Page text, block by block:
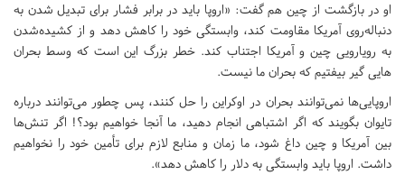
او در بازگشت از چین هم گفت: «اروپا باید در برابر فشار برای تبدیل شدن به
دنباله‌روی آمریکا مقاومت کند، وابستگی خود را کاهش دهد و از کشیده‌شدن
به رویارویی چین و آمریکا اجتناب کند. خطر بزرگ این است که وسط بحران‌
هایی گیر بیفتیم که بحران‌ ما نیست.
اروپایی‌‌ها نمی‌‌توانند بحران در اوکراین را حل کنند، پس چطور می‌توانند درباره
تایوان بگویند که اگر اشتباهی انجام دهید، ما آنجا خواهیم بود؟! اگر تنش‌‌ها
بین آمریکا و چین داغ شود، ما زمان و منابع لازم برای تأمین خود را نخواهیم
داشت. اروپا باید وابستگی به دلار را کاهش دهد».